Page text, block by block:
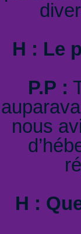
H : Le
P.P :
nous
H :